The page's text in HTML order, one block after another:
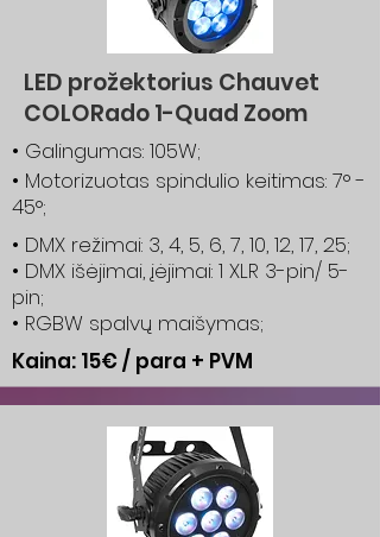
LED prožektorius Chauvet
COLORado 1-Quad Zoom
• Galingumas: 105W;
• Motorizuotas spindulio keitimas: 7° -
45°;
• DMX režimai: 3, 4, 5, 6, 7, 10, 12, 17, 25;
• DMX išėjimai, įėjimai: 1 XLR 3-pin/ 5-
pin;
• RGBW spalvų maišymas;
Kaina: 15€ / para + PVM